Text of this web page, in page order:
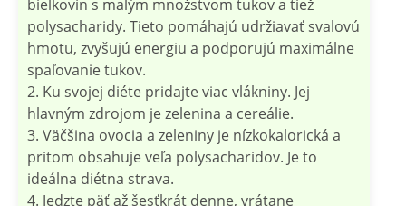
bielkovín s malým množstvom tukov a tiež
polysacharidy. Tieto pomáhajú udržiavať svalovú
hmotu, zvyšujú energiu a podporujú maximálne
spaľovanie tukov.
2. Ku svojej diéte pridajte viac vlákniny. Jej
hlavným zdrojom je zelenina a cereálie.
3. Väčšina ovocia a zeleniny je nízkokalorická a
pritom obsahuje veľa polysacharidov. Je to
ideálna diétna strava.
4. Jedzte päť až šesťkrát denne, vrátane